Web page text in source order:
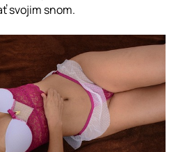
svojim snom.